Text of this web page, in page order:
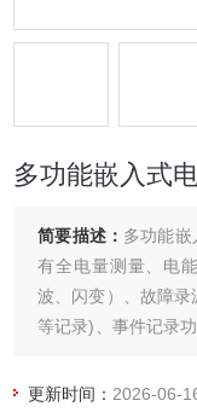
多功能嵌入式
简要描述： 多功能
有全电量测量、电
波、闪变）、故障
等记录)、事件记录
更新时间： 2026-06-